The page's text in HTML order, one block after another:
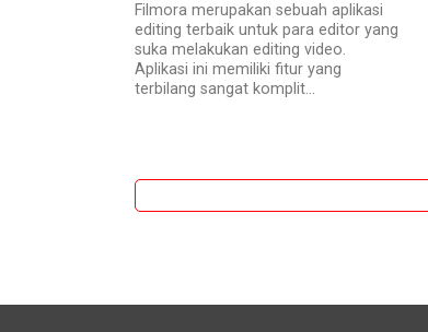
Filmora merupakan sebuah aplikasi
editing terbaik untuk para editor yang
suka melakukan editing video.
Aplikasi ini memiliki fitur yang
terbilang sangat komplit...